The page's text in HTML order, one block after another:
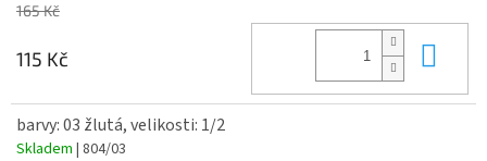
165 Kč
115 Kč
barvy: 03 žlutá, velikosti: 1/2
Skladem | 804/03